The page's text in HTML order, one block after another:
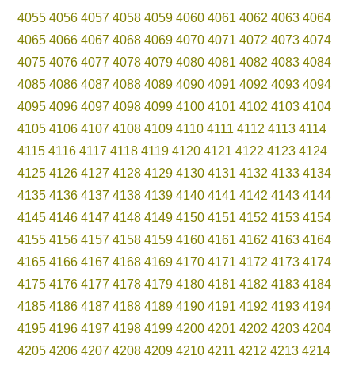
4055 4056 4057 4058 4059 4060 4061 4062 4063 4064
4065 4066 4067 4068 4069 4070 4071 4072 4073 4074
4075 4076 4077 4078 4079 4080 4081 4082 4083 4084
4085 4086 4087 4088 4089 4090 4091 4092 4093 4094
4095 4096 4097 4098 4099 4100 4101 4102 4103 4104
4105 4106 4107 4108 4109 4110 4111 4112 4113 4114
4115 4116 4117 4118 4119 4120 4121 4122 4123 4124
4125 4126 4127 4128 4129 4130 4131 4132 4133 4134
4135 4136 4137 4138 4139 4140 4141 4142 4143 4144
4145 4146 4147 4148 4149 4150 4151 4152 4153 4154
4155 4156 4157 4158 4159 4160 4161 4162 4163 4164
4165 4166 4167 4168 4169 4170 4171 4172 4173 4174
4175 4176 4177 4178 4179 4180 4181 4182 4183 4184
4185 4186 4187 4188 4189 4190 4191 4192 4193 4194
4195 4196 4197 4198 4199 4200 4201 4202 4203 4204
4205 4206 4207 4208 4209 4210 4211 4212 4213 4214